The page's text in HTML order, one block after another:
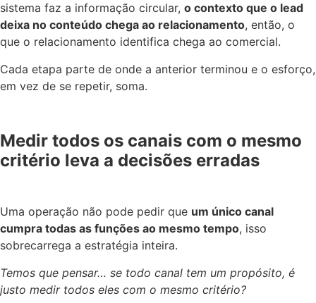
sistema faz a informação circular, o contexto que o lead
deixa no conteúdo chega ao relacionamento, então, o
que o relacionamento identifica chega ao comercial.
Cada etapa parte de onde a anterior terminou e o esforço,
em vez de se repetir, soma.
Medir todos os canais com o mesmo
critério leva a decisões erradas
Uma operação não pode pedir que um único canal
cumpra todas as funções ao mesmo tempo, isso
sobrecarrega a estratégia inteira.
Temos que pensar… se todo canal tem um propósito, é
justo medir todos eles com o mesmo critério?